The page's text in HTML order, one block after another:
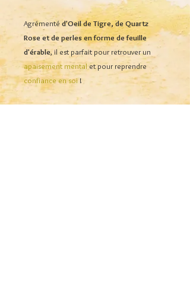
Agrémenté d'Oeil de Tigre, de Quartz
Rose et de perles en forme de feuille
d'érable, il est parfait pour retrouver un
apaisement mental et pour reprendre
confiance en soi!